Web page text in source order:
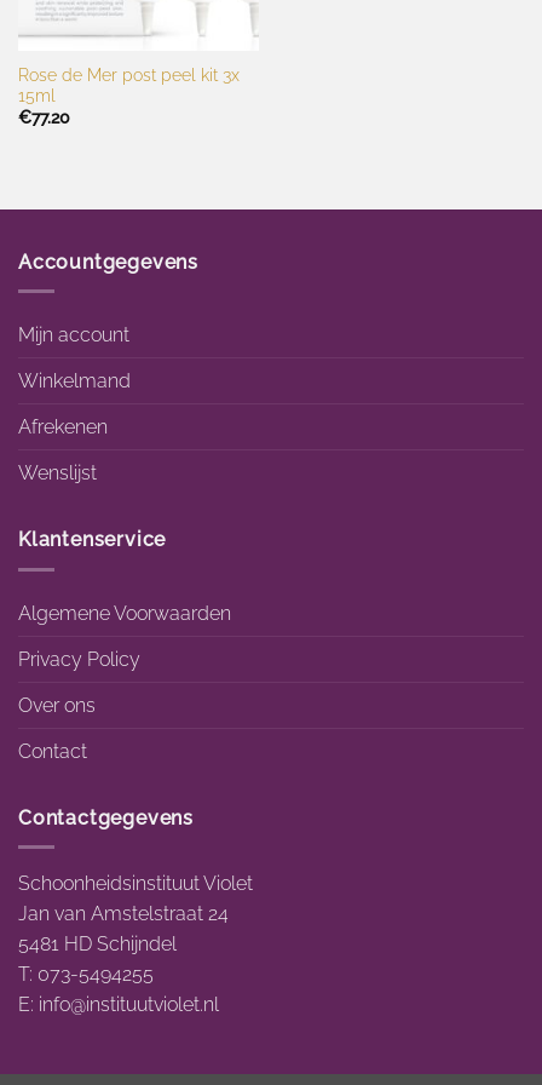
Rose de Mer post peel kit 3x
15ml
€77.20
Accountgegevens
Mijn account
Winkelmand
Afrekenen
Wenslijst
Klantenservice
Algemene Voorwaarden
Privacy Policy
Over ons
Contact
Contactgegevens
Schoonheidsinstituut Violet
Jan van Amstelstraat 24
5481 HD Schijndel
T: 073-5494255
E: info@instituutviolet.nl